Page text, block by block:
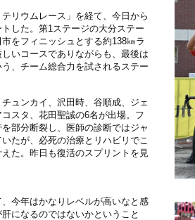
リウムレース」を経て、今日から
した。第1ステージの大分ステー
をフィニッシュとする約138㎞ラ
いコースでありながらも、最後は
、チーム総合力を試されるステー
ュンカイ、沢田時、谷順成、ジェ
スタ、花田聖誠の6名が出場。フ
部分断裂し、医師の診断ではジャ
たが、必死の治療とリハビリでこ
た。昨日も復活のスプリントを見
今年はかなりレベルが高いなと感
になるのではないかということ